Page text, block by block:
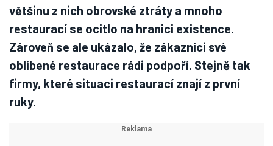
většinu z nich obrovské ztráty a mnoho
restaurací se ocitlo na hranici existence.
Zároveň se ale ukázalo, že zákazníci své
oblíbené restaurace rádi podpoří. Stejně tak
firmy, které situaci restaurací znají z první
ruky.